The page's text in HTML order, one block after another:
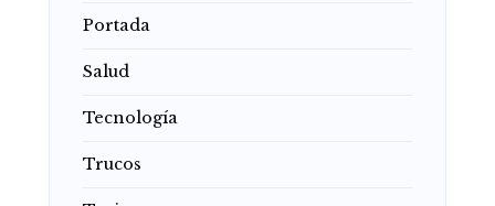
Portada
Salud
Tecnología
Trucos